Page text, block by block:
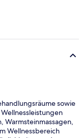
sowie
Wellnessbereich